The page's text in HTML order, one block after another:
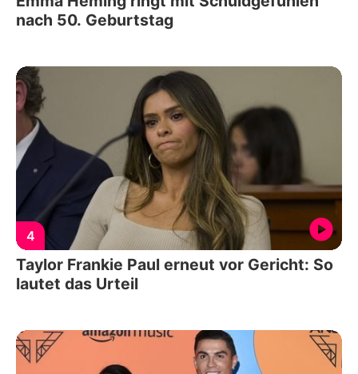
nach 50. Geburtstag
4
Taylor Frankie Paul erneut vor Gericht: So
lautet das Urteil